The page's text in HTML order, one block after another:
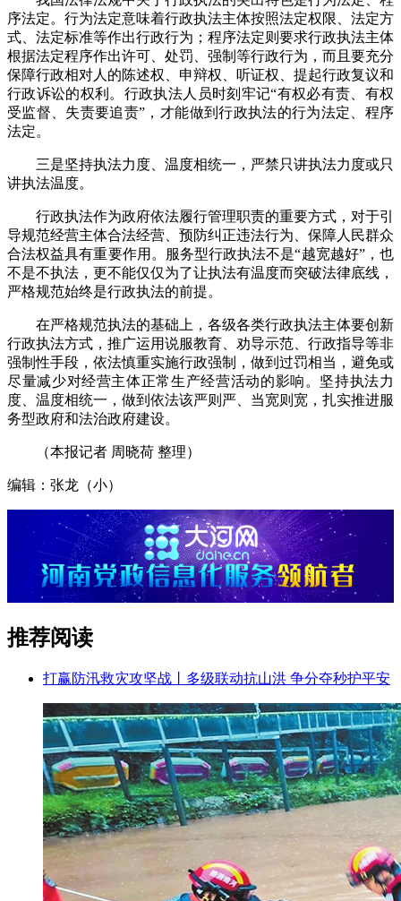
序法定。行为法定意味着行政执法主体按照法定权限、法定方
式、法定标准等作出行政行为；程序法定则要求行政执法主体
根据法定程序作出许可、处罚、强制等行政行为，而且要充分
保障行政相对人的陈述权、申辩权、听证权、提起行政复议和
行政诉讼的权利。行政执法人员时刻牢记“有权必有责、有权
受监督、失责要追责”，才能做到行政执法的行为法定、程序
法定。
三是坚持执法力度、温度相统一，严禁只讲执法力度或只
讲执法温度。
行政执法作为政府依法履行管理职责的重要方式，对于引
导规范经营主体合法经营、预防纠正违法行为、保障人民群众
合法权益具有重要作用。服务型行政执法不是“越宽越好”，也
不是不执法，更不能仅仅为了让执法有温度而突破法律底线，
严格规范始终是行政执法的前提。
在严格规范执法的基础上，各级各类行政执法主体要创新
行政执法方式，推广运用说服教育、劝导示范、行政指导等非
强制性手段，依法慎重实施行政强制，做到过罚相当，避免或
尽量减少对经营主体正常生产经营活动的影响。坚持执法力
度、温度相统一，做到依法该严则严、当宽则宽，扎实推进服
务型政府和法治政府建设。
（本报记者 周晓荷 整理）
编辑：张龙（小）
推荐阅读
打赢防汛救灾攻坚战丨多级联动抗山洪 争分夺秒护平安